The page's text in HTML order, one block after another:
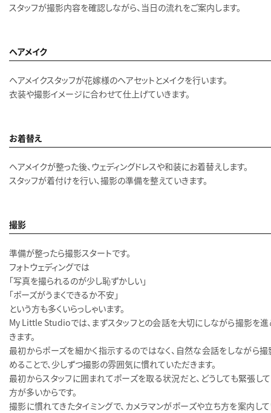
スタッフが撮影内容を確認しながら、当日の流れをご案内します。
ヘアメイク
ヘアメイクスタッフが花嫁様のヘアセットとメイクを行います。
衣装や撮影イメージに合わせて仕上げていきます。
お着替え
ヘアメイクが整った後、ウェディングドレスや和装にお着替えします。
スタッフが着付けを行い、撮影の準備を整えていきます。
撮影
準備が整ったら撮影スタートです。
フォトウェディングでは
「写真を撮られるのが少し恥ずかしい」
「ポーズがうまくできるか不安」
という方も多くいらっしゃいます。
My Little Studioでは、まずスタッフとの会話を大切にしながら撮影を
きます。
最初からポーズを細かく指示するのではなく、自然な会話をしながら
めることで、少しずつ撮影の雰囲気に慣れていただきます。
最初からスタッフに囲まれてポーズを取る状況だと、どうしても緊張し
方が多いからです。
撮影に慣れてきたタイミングで、カメラマンがポーズや立ち方を案内し